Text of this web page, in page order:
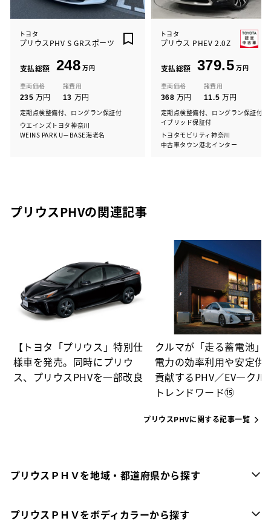
トヨタ
プリウスPHV S GRスポーツ
支払総額 248 万円
車両価格
235 万円
諸費用
13 万円
定期点検整備付、ロングラン保証付
ウエインズトヨタ神奈川
WEINS PARK U－BASE海老名
トヨタ
プリウス PHEV 2.0Z
支払総額 379.5 万円
車両価格
368 万円
諸費用
11.5 万円
定期点検整備付、ロングラン保証付、
イブリッド保証付
トヨタモビリティ神奈川
中古車タウン港北インター
プリウスPHVの関連記事
【トヨタ「プリウス」特別仕
様車を発売。同時にプリウ
ス、プリウスPHVを一部改良
クルマが「走る蓄電池」
電力の効率利用や安定供
貢献するPHV／EV―クル
トレンドワード⑮
プリウスPHVに関する記事一覧
プリウスＰＨＶを地域・都道府県から探す
プリウスＰＨＶをボディカラーから探す